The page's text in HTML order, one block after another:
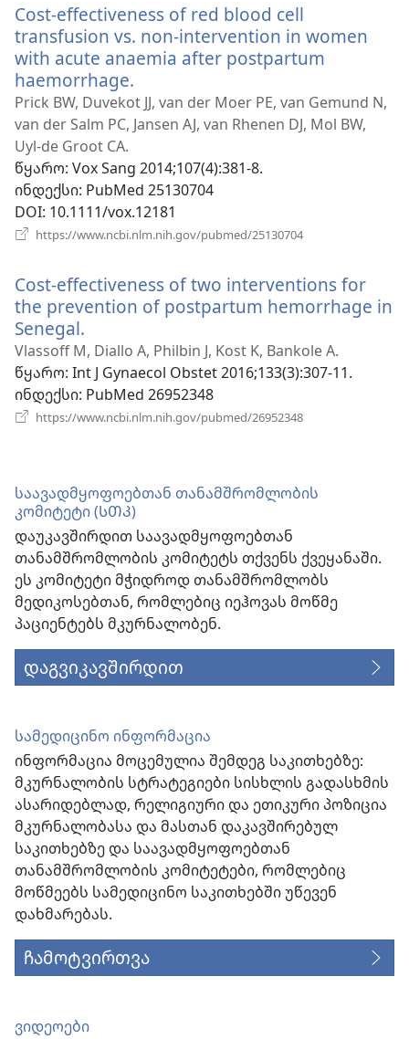
Cost-effectiveness of red blood cell
transfusion vs. non-intervention in women
with acute anaemia after postpartum
haemorrhage.
ახალი
ფანჯარა)
Prick BW, Duvekot JJ, van der Moer PE, van Gemund N,
van der Salm PC, Jansen AJ, van Rhenen DJ, Mol BW,
Uyl-de Groot CA.
წყარო‎: Vox Sang 2014;107(4):381-8.
ინდექსი‎: PubMed 25130704
DOI‎: 10.1111/vox.12181
https://www.ncbi.nlm.nih.gov/pubmed/25130704
Cost-effectiveness of two interventions for
the prevention of postpartum hemorrhage in
Senegal.
ახალი
ფანჯარა)
Vlassoff M, Diallo A, Philbin J, Kost K, Bankole A.
წყარო‎: Int J Gynaecol Obstet 2016;133(3):307-11.
ინდექსი‎: PubMed 26952348
https://www.ncbi.nlm.nih.gov/pubmed/26952348
საავადმყოფოებთან თანამშრომლობის
კომიტეტი (ᲡᲗᲙ)
დაუკავშირდით საავადმყოფოებთან
თანამშრომლობის კომიტეტს თქვენს ქვეყანაში.
ეს კომიტეტი მჭიდროდ თანამშრომლობს
მედიკოსებთან, რომლებიც იეჰოვას მოწმე
პაციენტებს მკურნალობენ.
დაგვიკავშირდით
სამედიცინო ინფორმაცია
ინფორმაცია მოცემულია შემდეგ საკითხებზე:
მკურნალობის სტრატეგიები სისხლის გადასხმის
ასარიდებლად, რელიგიური და ეთიკური პოზიცია
მკურნალობასა და მასთან დაკავშირებულ
საკითხებზე და საავადმყოფოებთან
თანამშრომლობის კომიტეტები, რომლებიც
მოწმეებს სამედიცინო საკითხებში უწევენ
დახმარებას.
ჩამოტვირთვა
ვიდეოები